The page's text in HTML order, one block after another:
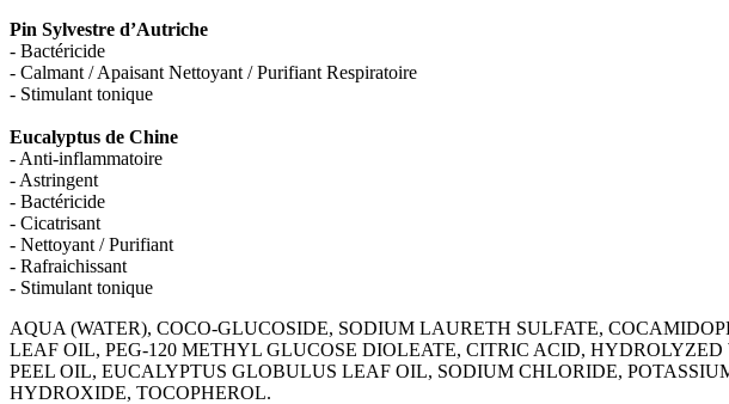
Pin Sylvestre d’Autriche
- Bactéricide
- Calmant / Apaisant Nettoyant / Purifiant Respiratoire
- Stimulant tonique
Eucalyptus de Chine
- Anti-inflammatoire
- Astringent
- Bactéricide
- Cicatrisant
- Nettoyant / Purifiant
- Rafraichissant
- Stimulant tonique
AQUA (WATER), COCO-GLUCOSIDE, SODIUM LAURETH SULFATE,
LEAF OIL, PEG-120 METHYL GLUCOSE DIOLEATE, CITRIC ACID,
PEEL OIL, EUCALYPTUS GLOBULUS LEAF OIL, SODIUM CHLORIDE,
HYDROXIDE, TOCOPHEROL.